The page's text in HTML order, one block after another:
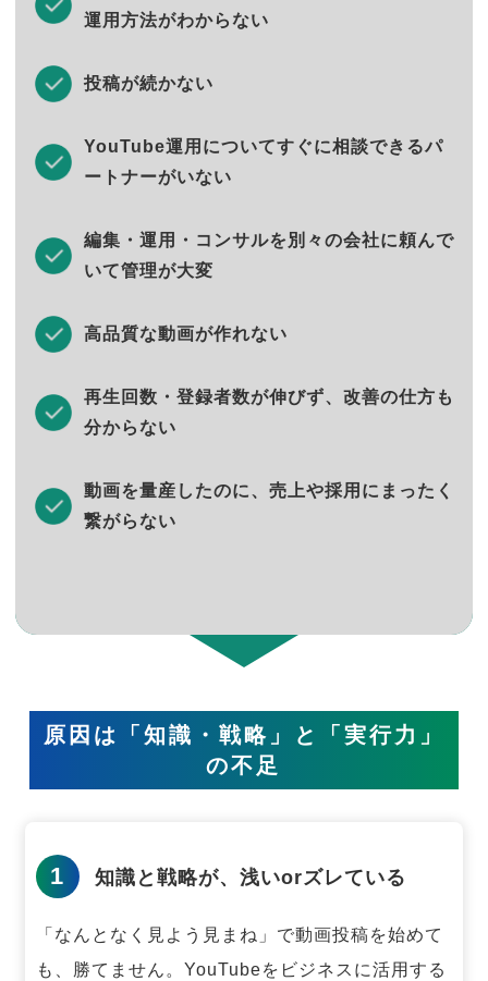
運用方法がわからない
投稿が続かない
YouTube運用についてすぐに相談できるパ
ートナーがいない
編集・運用・コンサルを別々の会社に頼んで
いて管理が大変
高品質な動画が作れない
再生回数・登録者数が伸びず、改善の仕方も
分からない
動画を量産したのに、売上や採用にまったく
繋がらない
原因は「知識・戦略」と「実行力」
の不足
1 知識と戦略が、浅いorズレている
「なんとなく見よう見まね」で動画投稿を始めて
も、勝てません。 YouTubeをビジネスに活用する